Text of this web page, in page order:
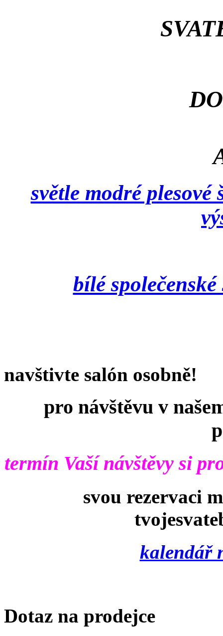
světle modré
bílé
navštivte salón osobně!
pro návštěvu v
termín Vaší návštěvy si
svou rezervaci
kalendář
Dotaz na prodejce